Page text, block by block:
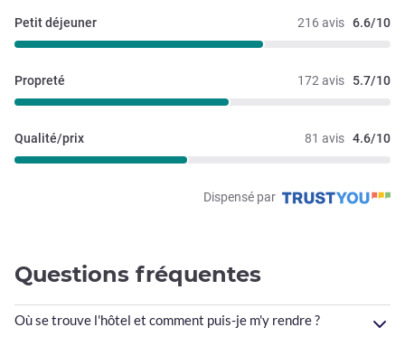
216 avis 6.6/10
Petit déjeuner
172 avis 5.7/10
Propreté
81 avis 4.6/10
Qualité/prix
Dispensé par
Questions fréquentes
Où se trouve l'hôtel et comment puis-je m'y rendre ?